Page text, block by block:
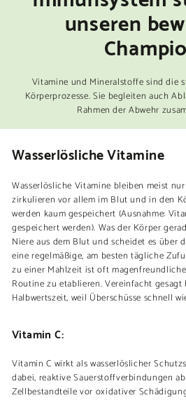
unseren
Vitamine und Mineralstoffe sind die
Körperprozesse. Sie begleiten auch
Rahmen der Abwehr
Wasserlösliche Vitamine
Wasserlösliche Vitamine bleiben meist
zirkulieren vor allem im Blut und in den
werden kaum gespeichert (Ausnahme:
gespeichert werden). Was der Körper
Niere aus dem Blut und scheidet es über
eine regelmäßige, am besten tägliche
zu einer Mahlzeit ist oft
Routine zu etablieren. Vereinfacht gesagt
Halbwertszeit, weil Überschüsse schnell
Vitamin C:
Vitamin C wirkt als wasserlöslicher
dabei, reaktive Sauerstoffverbindungen
Zellbestandteile vor oxidativer